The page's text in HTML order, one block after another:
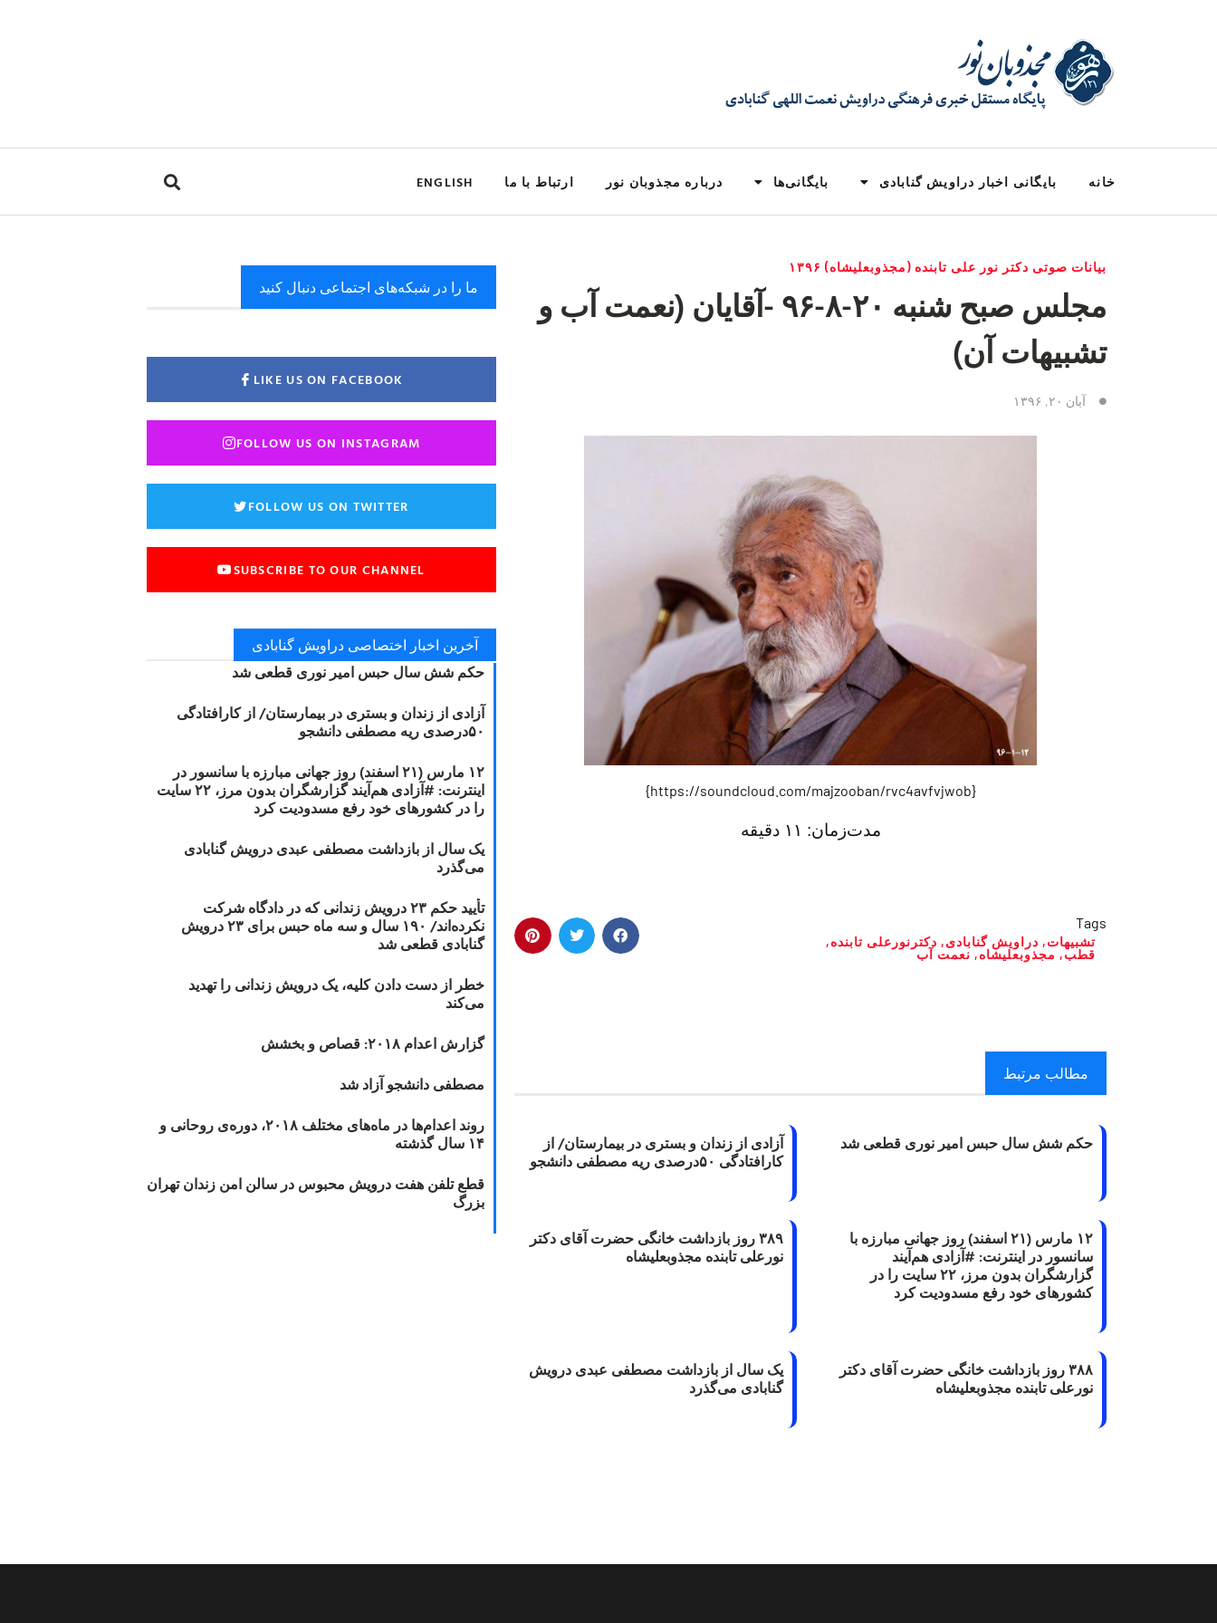
خانه بایگانی اخبار دراویش گنابادی بایگانی‌ها درباره مجذوبان نور ارتباط با ما ENGLISH
بیانات صوتی دکتر نور علی تابنده (مجذوبعلیشاه) ۱۳۹۶
مجلس صبح شنبه ٢٠-٨-٩۶ -آقایان (نعمت آب و
تشبیهات آن)
آبان ۲۰, ۱۳۹۶
{https://soundcloud.com/majzooban/rvc4avfvjwob}
مدت‌زمان: ۱ ۱ دقيقه
Tags
تشبیهات, دراویش گنابادی, دکترنورعلی تابنده,
قطب, مجذوبعلیشاه, نعمت آب
مطالب مرتبط
حکم شش سال حبس امیر نوری قطعی شد
آزادی از زندان و بستری در بیمارستان/ از
کارافتادگی ۵۰درصدی ریه مصطفی دانشجو
۱۲ مارس (۲۱ اسفند) روز جهانی مبارزه با
سانسور در اینترنت: #آزادی هم‌آیند
گزارشگران‌ بدون مرز، ۲۲ سایت را در
کشورهای خود رفع مسدودیت کرد
۳۸۹ روز بازداشت خانگی حضرت آقای دکتر
نورعلی تابنده مجذوبعلیشاه
۳۸۸ روز بازداشت خانگی حضرت آقای دکتر
نورعلی تابنده مجذوبعلیشاه
یک سال از بازداشت مصطفی عبدی درویش
گنابادی می‌گذرد
ما را در شبکه‌های اجتماعی دنبال کنید
LIKE US ON FACEBOOK
FOLLOW US ON INSTAGRAM
FOLLOW US ON TWITTER
SUBSCRIBE TO OUR CHANNEL
آخرین اخبار اختصاصی دراویش گنابادی
حکم شش سال حبس امیر نوری قطعی شد
آزادی از زندان و بستری در بیمارستان/ از کارافتادگی
۵۰درصدی ریه مصطفی دانشجو
۱۲ مارس (۲۱ اسفند) روز جهانی مبارزه با سانسور در
اینترنت: #آزادی هم‌آیند گزارشگران‌ بدون مرز، ۲۲ سایت
را در کشورهای خود رفع مسدودیت کرد
یک سال از بازداشت مصطفی عبدی درویش گنابادی
می‌گذرد
تأیید حکم ۲۳ درویش زندانی که در دادگاه شرکت
نکرده‌اند/ ۱۹۰ سال و سه ماه حبس برای ۲۳ درویش
گنابادی قطعی شد
خطر از دست دادن کلیه، یک درویش زندانی را تهدید
می‌کند
گزارش اعدام ۲۰۱۸: قصاص و بخشش
مصطفی دانشجو آزاد شد
روند اعدام‌ها در ماه‌های مختلف ۲۰۱۸، دوره‌ی روحانی و
۱۴ سال گذشته
قطع تلفن هفت درویش محبوس در سالن امن زندان تهران
بزرگ